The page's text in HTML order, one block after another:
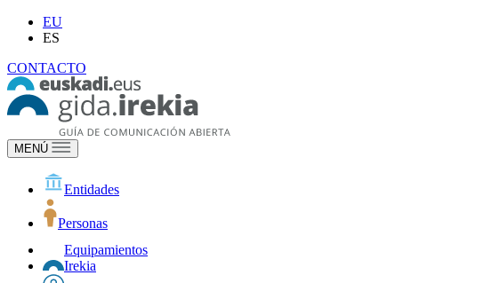
EU
ES
CONTACTO
MENÚ
Entidades
Personas
Equipamientos
Irekia